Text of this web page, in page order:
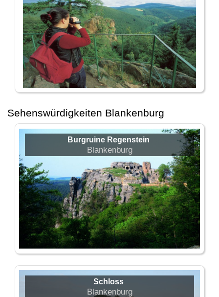
Sehenswürdigkeiten Blankenburg
Burgruine Regenstein
Blankenburg
Schloss
Blankenburg